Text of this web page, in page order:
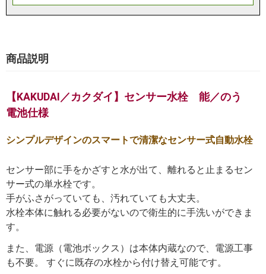
商品説明
【KAKUDAI／カクダイ】センサー水栓 能／のう
電池仕様
シンプルデザインのスマートで清潔なセンサー式自動水栓
センサー部に手をかざすと水が出て、離れると止まるセン
サー式の単水栓です。
手がふさがっていても、汚れていても大丈夫。
水栓本体に触れる必要がないので衛生的に手洗いができま
す。
また、電源（電池ボックス）は本体内蔵なので、電源工事
も不要。 すぐに既存の水栓から付け替え可能です。